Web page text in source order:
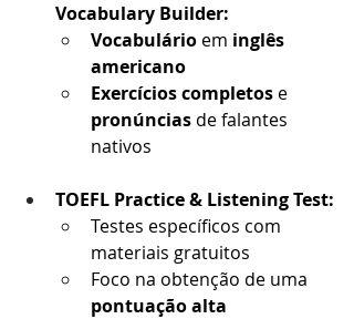
Vocabulary Builder:
Vocabulário em inglês
americano
Exercícios completos e
pronúncias de falantes
nativos
TOEFL Practice & Listening Test:
Testes específicos com
materiais gratuitos
Foco na obtenção de uma
pontuação alta